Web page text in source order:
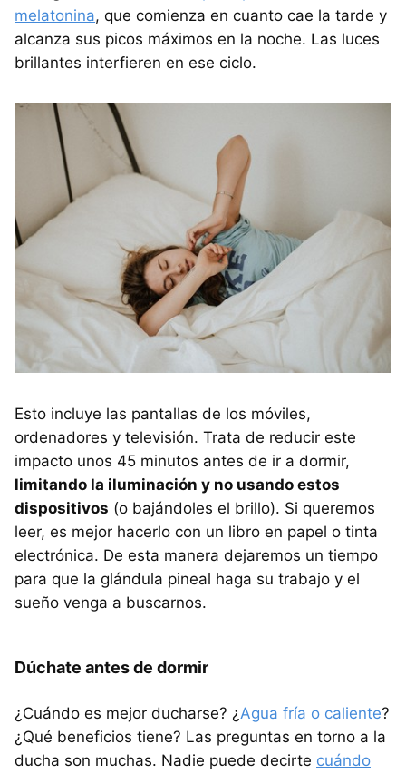
melatonina, que comienza en cuanto cae la tarde y
alcanza sus picos máximos en la noche. Las luces
brillantes interfieren en ese ciclo.
Esto incluye las pantallas de los móviles,
ordenadores y televisión. Trata de reducir este
impacto unos 45 minutos antes de ir a dormir,
limitando la iluminación y no usando estos
dispositivos (o bajándoles el brillo). Si queremos
leer, es mejor hacerlo con un libro en papel o tinta
electrónica. De esta manera dejaremos un tiempo
para que la glándula pineal haga su trabajo y el
sueño venga a buscarnos.
Dúchate antes de dormir
¿Cuándo es mejor ducharse? ¿Agua fría o caliente?
¿Qué beneficios tiene? Las preguntas en torno a la
ducha son muchas. Nadie puede decirte cuándo